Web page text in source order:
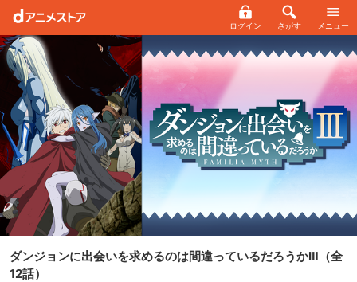
ログイン さがす メニュー
ダンジョンに出会いを求めるのは間違っているだろうかⅢ （全
12話）